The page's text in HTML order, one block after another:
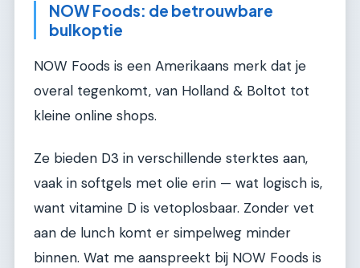
NOW Foods: de betrouwbare
bulkoptie
NOW Foods is een Amerikaans merk dat je
overal tegenkomt, van Holland & Boltot tot
kleine online shops.
Ze bieden D3 in verschillende sterktes aan,
vaak in softgels met olie erin — wat logisch is,
want vitamine D is vetoplosbaar. Zonder vet
aan de lunch komt er simpelweg minder
binnen. Wat me aanspreekt bij NOW Foods is